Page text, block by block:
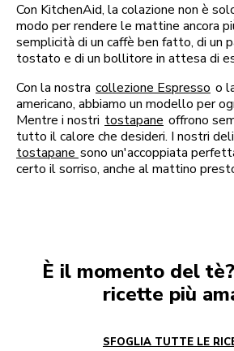
Con KitchenAid, la colazione non è
modo per rendere le mattine ancora
semplicità di un caffè ben fatto, di un
tostato e di un bollitore in attesa di
Con la nostra collezione Espresso o
americano, abbiamo un modello per
Mentre i nostri tostapane offrono
tutto il calore che desideri. I nostri
tostapane sono un'accoppiata
certo il sorriso, anche al mattino
È il momento del
ricette più
SFOGLIA TUTTE LE